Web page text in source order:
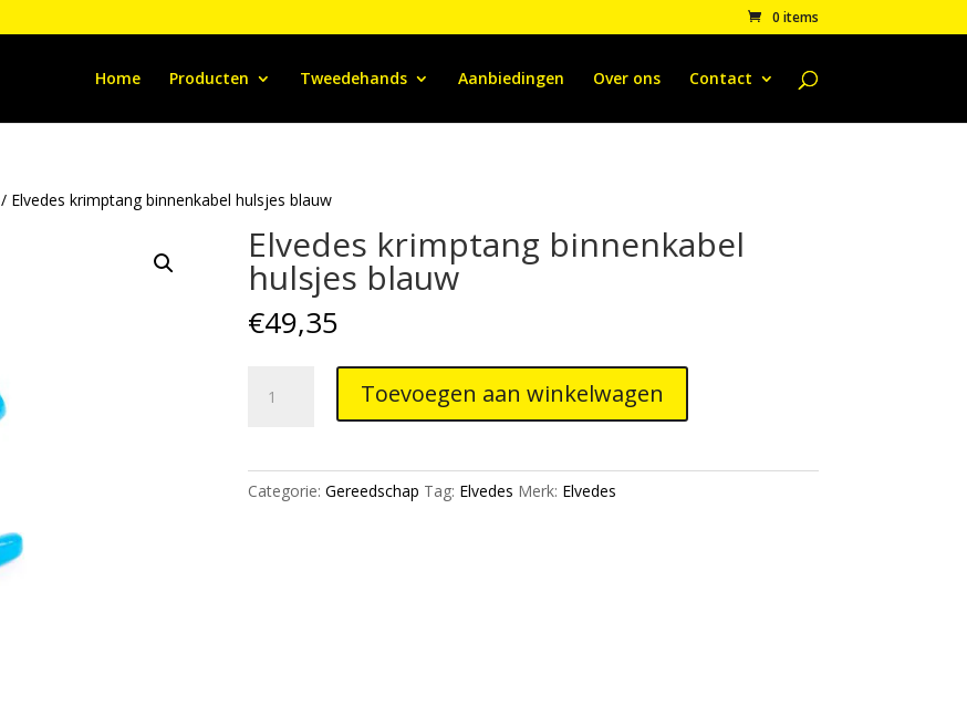
0 items
Home Producten Tweedehands Aanbiedingen Over ons Contact
/ Elvedes krimptang binnenkabel hulsjes blauw
Elvedes krimptang binnenkabel
hulsjes blauw
€49,35
krimptang
aantal
Toevoegen aan winkelwagen
Categorie: Gereedschap Tag: Elvedes Merk: Elvedes